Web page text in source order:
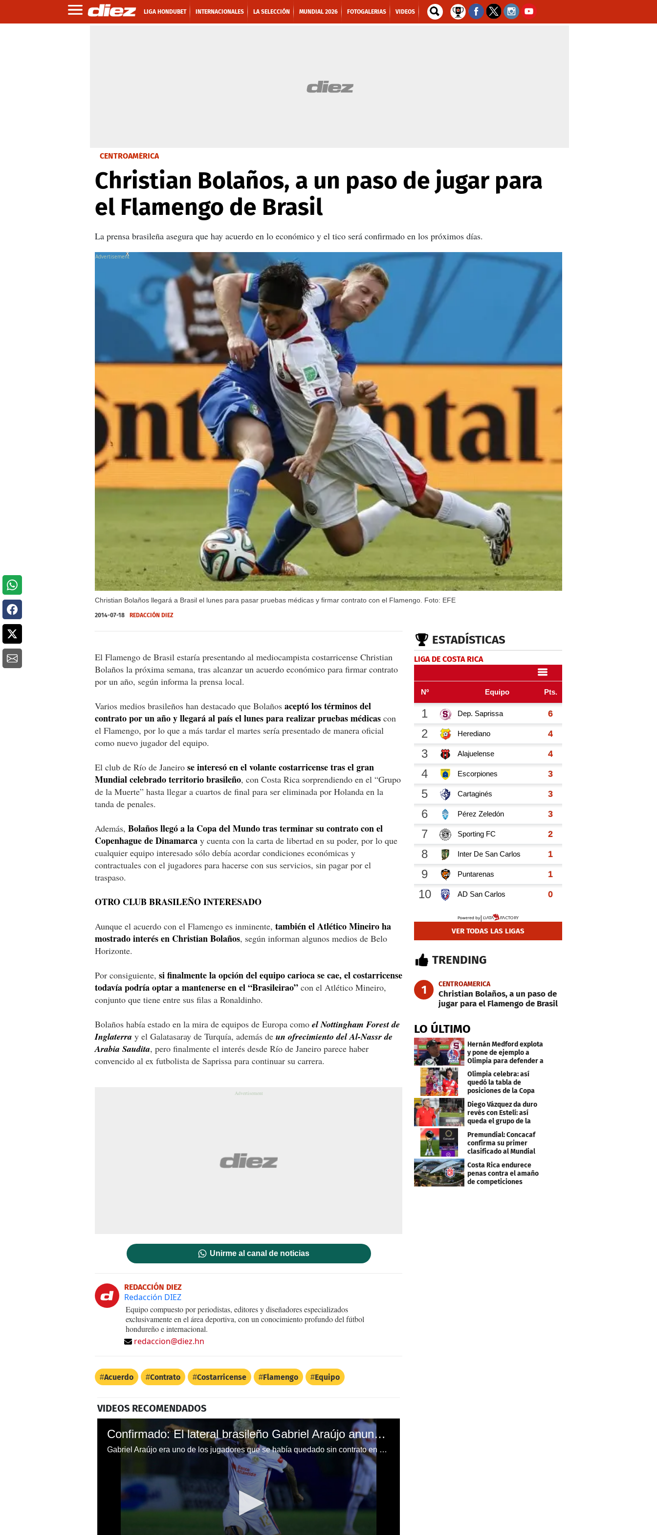
LIGA HONDUBET INTERNACIONALES LA SELECCIÓN MUNDIAL 2026 FOTOGALERIAS VIDEOS
CENTROAMÉRICA
Christian Bolaños, a un paso de jugar para
el Flamengo de Brasil
La prensa brasileña asegura que hay acuerdo en lo económico y el tico será confirmado en los próximos días.
Christian Bolaños llegará a Brasil el lunes para pasar pruebas médicas y firmar contrato con el Flamengo. Foto: EFE
X
2014-07-18 REDACCIÓN DIEZ
El Flamengo de Brasil estaría presentando al mediocampista costarricense Christian
Bolaños la próxima semana, tras alcanzar un acuerdo económico para firmar contrato
por un año, según informa la prensa local.
Varios medios brasileños han destacado que Bolaños aceptó los términos del
contrato por un año y llegará al país el lunes para realizar pruebas médicas con
el Flamengo, por lo que a más tardar el martes sería presentado de manera oficial
como nuevo jugador del equipo.
El club de Río de Janeiro se interesó en el volante costarricense tras el gran
Mundial celebrado territorio brasileño, con Costa Rica sorprendiendo en el “Grupo
de la Muerte” hasta llegar a cuartos de final para ser eliminada por Holanda en la
tanda de penales.
Además, Bolaños llegó a la Copa del Mundo tras terminar su contrato con el
Copenhague de Dinamarca y cuenta con la carta de libertad en su poder, por lo que
cualquier equipo interesado sólo debía acordar condiciones económicas y
contractuales con el jugadores para hacerse con sus servicios, sin pagar por el
traspaso.
OTRO CLUB BRASILEÑO INTERESADO
Aunque el acuerdo con el Flamengo es inminente, también el Atlético Mineiro ha
mostrado interés en Christian Bolaños, según informan algunos medios de Belo
Horizonte.
Por consiguiente, si finalmente la opción del equipo carioca se cae, el costarricense
todavía podría optar a mantenerse en el “Brasileirao” con el Atlético Mineiro,
conjunto que tiene entre sus filas a Ronaldinho.
Bolaños había estado en la mira de equipos de Europa como el Nottingham Forest de
Inglaterra y el Galatasaray de Turquía, además de un ofrecimiento del Al-Nassr de
Arabia Saudita, pero finalmente el interés desde Río de Janeiro parece haber
convencido al ex futbolista de Saprissa para continuar su carrera.
Unirme al canal de noticias
REDACCIÓN DIEZ
Redacción DIEZ
Equipo compuesto por periodistas, editores y diseñadores especializados
exclusivamente en el área deportiva, con un conocimiento profundo del fútbol
hondureño e internacional.
redaccion@diez.hn
Acuerdo Contrato Costarricense Flamengo Equipo
VIDEOS RECOMENDADOS
Confirmado: El lateral brasileño Gabriel Araújo anuncia que renovará su contrato con Olimpia
Gabriel Araújo era uno de los jugadores que se había quedado sin contrato en Olimpia, pero ha confirmado a DIEZ que se quedará por un año más
ESTADÍSTICAS
LIGA DE COSTA RICA
VER TODAS LAS LIGAS
TRENDING
1 CENTROAMERICA
Christian Bolaños, a un paso de
jugar para el Flamengo de Brasil
LO ÚLTIMO
Hernán Medford explota
y pone de ejemplo a
Olimpia para defender a
Saprissa
Olimpia celebra: así
quedó la tabla de
posiciones de la Copa
Centroamericana
Diego Vázquez da duro
revés con Estelí: así
queda el grupo de la
Premundial: Concacaf
confirma su primer
clasificado al Mundial
Costa Rica endurece
penas contra el amaño
de competiciones